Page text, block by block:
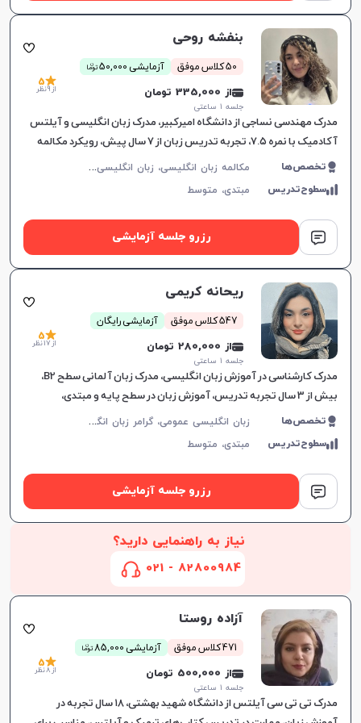
بنفشه روحی
50 کلاس موفق آزمایشی 50,000 توما
ن
از 335,000 تومان
جلسه ۱ ساعتی
5
از 9 نظر
مدرک مهندسی نساجی از دانشگاه امیرکبیر، مدرک زبان انگلیسی و آیلتس
آکادمیک با نمره ۷.۵، تجربه تدریس زبان از ۷ سال پیش، رویکرد مکالمه
محور در آموزش
تخصص‌ها م
کالمه زبان انگلیسی، زبان انگلیسی عمومی، گرامر زبان انگلیسی، زبان انگلیسی تجاری، زبان انگلیسی آمریکایی، زبان انگلیسی هفتم دبیرستان، زبان انگلیسی هشتم دبیرستان، زبان انگلیسی نهم دبیرستان، زبان انگلیسی دهم دبیرستان، زبان انگلیسی یازدهم دبیرستان، زبان انگلیسی دوازدهم دبیرستان، زبان انگلیسی کودکان، آیلتس، تافل
سطوح‌تدریس مبتدی، متوسط
رزرو جلسه آزمایشی
ریحانه کریمی
547 کلاس موفق آزمایشی رایگان
از 280,000 تومان
جلسه ۱ ساعتی
5
از 17 نظر
مدرک کارشناسی در آموزش زبان انگلیسی، مدرک زبان آلمانی سطح B2،
بیش از 3 سال تجربه تدریس، آموزش زبان در سطح پایه و مبتدی،
انعطاف‌پذیری در زمان‌بندی کلاس‌ها، ایجاد اعتماد به نفس و
تخصص‌ها ز
بان انگلیسی عمومی، گرامر زبان انگلیسی، زبان انگلیسی کنکور سراسری، زبان انگلیسی کنکور کاردانی، زبان انگلیسی هفتم دبیرستان، زبان انگلیسی هشتم دبیرستان، زبان انگلیسی نهم دبیرستان، زبان انگلیسی دهم دبیرستان، زبان انگلیسی یازدهم دبیرستان، زبان انگلیسی دوازدهم دبیرستان، مکالمه زبان انگلیسی، زبان انگلیسی آمریکایی، زبان انگلیسی کودکان، آیلتس، تافل، پی تی ای، زبان انگلیسی کنکور ارشد، زبان انگلیسی کنکور دکتری
سطوح‌تدریس مبتدی، متوسط
رزرو جلسه آزمایشی
نیاز به راهنمایی دارید؟
82800984 - 021
آزاده روستا
471 کلاس موفق آزمایشی 85,000 توما
ن
از 500,000 تومان
جلسه ۱ ساعتی
5
از 8 نظر
مدرک تی تی سی آیلتس از دانشگاه شهید بهشتی، ۱۸ سال تجربه در